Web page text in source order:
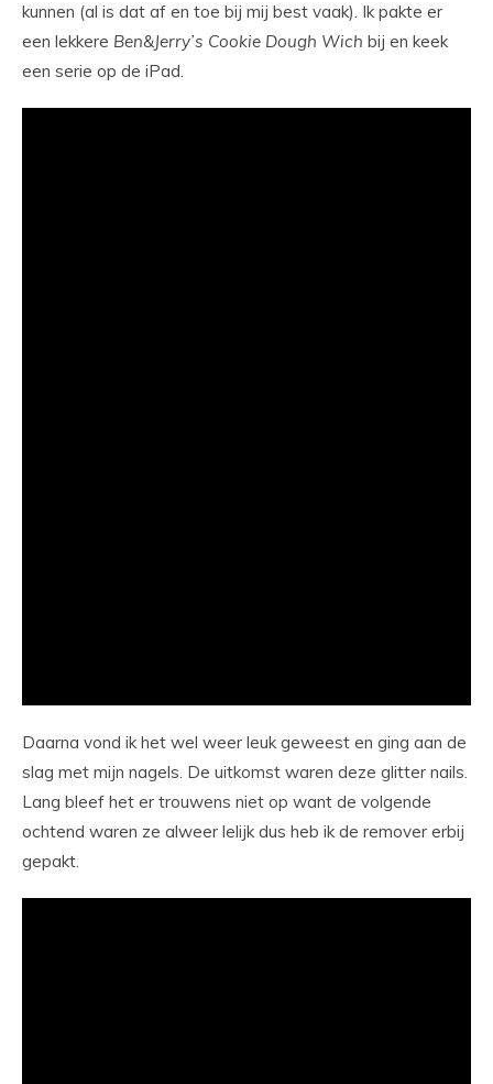
kunnen (al is dat af en toe bij mij best vaak). Ik pakte er
een lekkere Ben&Jerry’s Cookie Dough Wich bij en keek
een serie op de iPad.
Daarna vond ik het wel weer leuk geweest en ging aan de
slag met mijn nagels. De uitkomst waren deze glitter nails.
Lang bleef het er trouwens niet op want de volgende
ochtend waren ze alweer lelijk dus heb ik de remover erbij
gepakt.